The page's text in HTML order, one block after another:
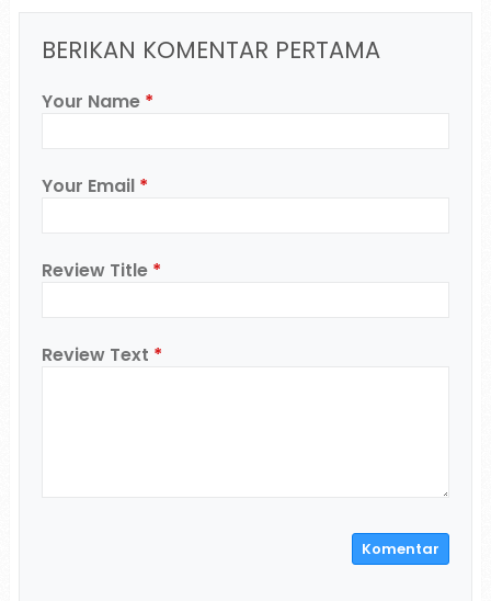
BERIKAN KOMENTAR PERTAMA
Your Name *
Your Email *
Review Title *
Review Text *